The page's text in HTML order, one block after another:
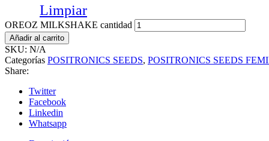
Limpiar
OREOZ MILKSHAKE cantidad
Añadir al carrito
SKU: N/A
Categorías POSITRONICS SEEDS, POSITRONICS SEEDS
Share:
Twitter
Facebook
Linkedin
Whatsapp